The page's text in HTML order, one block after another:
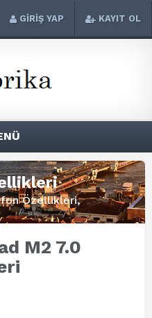
GİRİŞ YAP KAYIT OL
Özellikleri,
M2 7.0